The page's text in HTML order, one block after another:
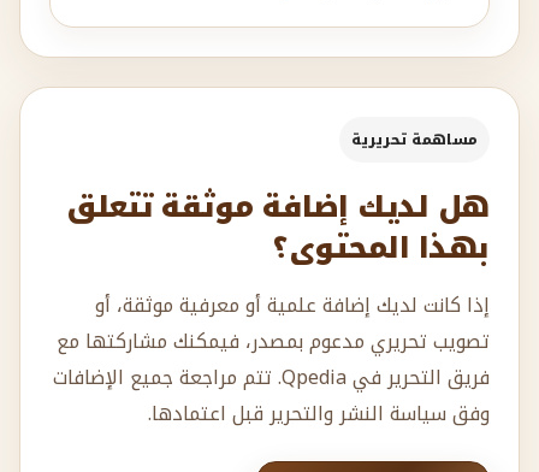
مساهمة تحريرية
هل لديك إضافة موثقة تتعلق
بهذا المحتوى؟
إذا كانت لديك إضافة علمية أو معرفية موثقة، أو
تصويب تحريري مدعوم بمصدر، فيمكنك مشاركتها مع
فريق التحرير في Qpedia. تتم مراجعة جميع الإضافات
وفق سياسة النشر والتحرير قبل اعتمادها.